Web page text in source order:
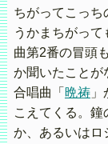
ちがってこっち
うかまちがっ
曲第2番の冒頭
か聞いたことが
合唱曲「 晩祷」
こえてくる。
か、あるいはロ